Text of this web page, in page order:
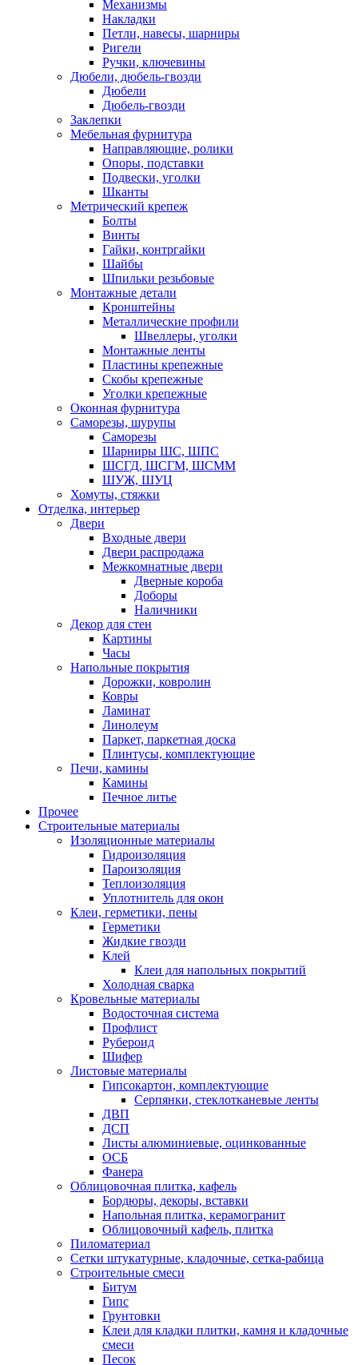
Механизмы
Накладки
Петли, навесы, шарниры
Ригели
Ручки, ключевины
Дюбели, дюбель-гвозди
Дюбели
Дюбель-гвозди
Заклепки
Мебельная фурнитура
Направляющие, ролики
Опоры, подставки
Подвески, уголки
Шканты
Метрический крепеж
Болты
Винты
Гайки, контргайки
Шайбы
Шпильки резьбовые
Монтажные детали
Кронштейны
Металлические профили
Швеллеры, уголки
Монтажные ленты
Пластины крепежные
Скобы крепежные
Уголки крепежные
Оконная фурнитура
Саморезы, шурупы
Саморезы
Шарниры ШС, ШПС
ШСГД, ШСГМ, ШСММ
ШУЖ, ШУЦ
Хомуты, стяжки
Отделка, интерьер
Двери
Входные двери
Двери распродажа
Межкомнатные двери
Дверные короба
Доборы
Наличники
Декор для стен
Картины
Часы
Напольные покрытия
Дорожки, ковролин
Ковры
Ламинат
Линолеум
Паркет, паркетная доска
Плинтусы, комплектующие
Печи, камины
Камины
Печное литье
Прочее
Строительные материалы
Изоляционные материалы
Гидроизоляция
Пароизоляция
Теплоизоляция
Уплотнитель для окон
Клеи, герметики, пены
Герметики
Жидкие гвозди
Клей
Клеи для напольных покрытий
Холодная сварка
Кровельные материалы
Водосточная система
Профлист
Рубероид
Шифер
Листовые материалы
Гипсокартон, комплектующие
Серпянки, стеклотканевые ленты
ДВП
ДСП
Листы алюминиевые, оцинкованные
ОСБ
Фанера
Облицовочная плитка, кафель
Бордюры, декоры, вставки
Напольная плитка, керамогранит
Облицовочный кафель, плитка
Пиломатериал
Сетки штукатурные, кладочные, сетка-рабица
Строительные смеси
Битум
Гипс
Грунтовки
Клеи для кладки плитки, камня и кладочные
смеси
Песок